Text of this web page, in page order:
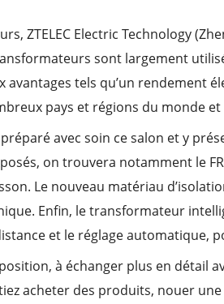
ZTELEC Electric Technology
sont largement
tels qu’un rendement
pays et régions du monde
préparé avec soin ce salon et y
on trouvera notamment le
Le nouveau matériau
Enfin, le transformateur
et le réglage automatique,
à échanger plus en détail
acheter des produits, nouer